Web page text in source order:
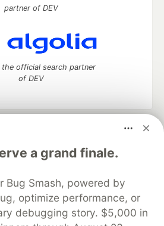
a grand finale.
Bug Smash, powered by
optimize performance, or
debugging story. $5,000 in
partner of DEV
the official search partner
of DEV
to discuss and keep up software
manage your software career
DEV++
Videos
DEV Showcase About
Contact
Database
DEV Shop
MLH
Privacy Policy
Terms of Use
open sourcesoftware that powers